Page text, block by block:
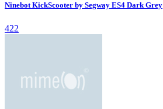
Ninebot KickScooter by Segway ES4 Dark Grey
422